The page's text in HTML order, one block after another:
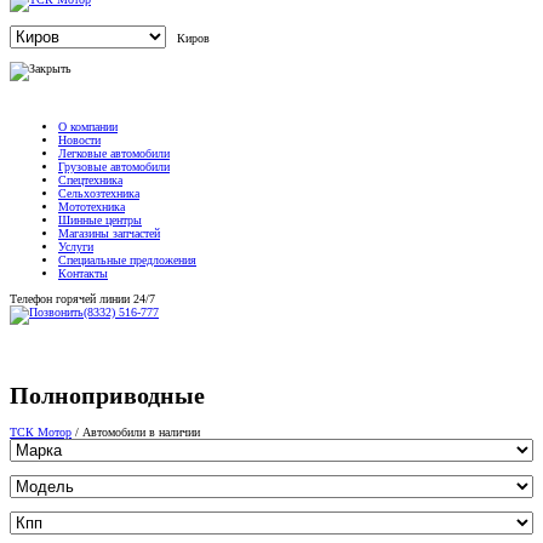
Новости
Легковые автомобили
Грузовые автомобили
Спецтехника
Сельхозтехника
Мототехника
Шинные центры
Магазины запчастей
Услуги
Специальные предложения
Контакты
Телефон горячей линии 24/7
(8332) 516-777
Автомобили в наличии